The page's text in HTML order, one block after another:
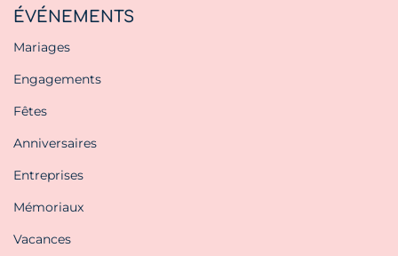
ÉVÉNEMENTS
Mariages
Engagements
Fêtes
Anniversaires
Entreprises
Mémoriaux
Vacances